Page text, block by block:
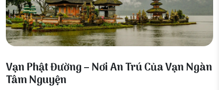
Vạn Phật Đường – Nơi An Trú Của Vạn Ngàn
Tâm Nguyện